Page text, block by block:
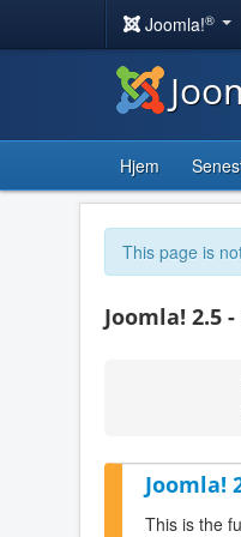
Joomla!®
Hjem
This page is
Joomla! 2.5
Joomla!
This is the